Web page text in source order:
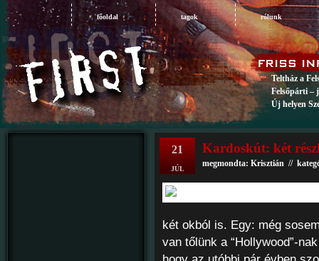
főoldal tagok rólunk
Teltház a
Felsőpárti –
Új helyen
21
JÚL
Kardoskút: két
megmondta: Krisztián //
két okból is. Egy: még
van tőlünk a “Hollywood”-